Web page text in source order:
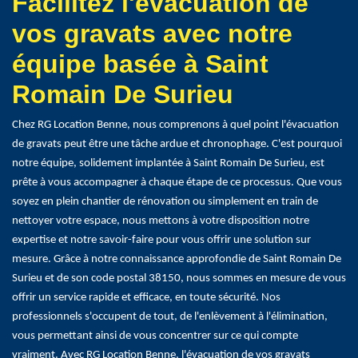
vos gravats avec notre
équipe basée à Saint
Romain De Surieu
Chez RG Location Benne, nous comprenons à quel point l'évacuation
de gravats peut être une tâche ardue et chronophage. C'est pourquoi
notre équipe, solidement implantée à Saint Romain De Surieu, est
prête à vous accompagner à chaque étape de ce processus. Que vous
soyez en plein chantier de rénovation ou simplement en train de
nettoyer votre espace, nous mettons à votre disposition notre
expertise et notre savoir-faire pour vous offrir une solution sur
mesure. Grâce à notre connaissance approfondie de Saint Romain De
Surieu et de son code postal 38150, nous sommes en mesure de vous
offrir un service rapide et efficace, en toute sécurité. Nos
professionnels s'occupent de tout, de l'enlèvement à l'élimination,
vous permettant ainsi de vous concentrer sur ce qui compte
vraiment. Avec RG Location Benne, l'évacuation de vos gravats